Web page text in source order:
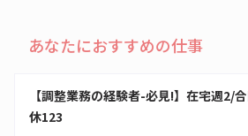
あなたにおすすめの仕事
【調整業務の経験者-必見!】在宅週
休123